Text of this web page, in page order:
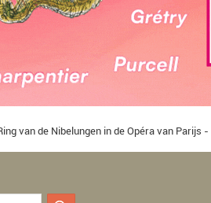
van de Nibelungen in de Opéra van Parijs